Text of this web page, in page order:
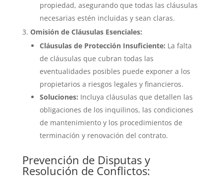
propiedad, asegurando que todas las cláusulas
necesarias estén incluidas y sean claras.
Omisión de Cláusulas Esenciales:
Cláusulas de Protección Insuficiente: La falta
de cláusulas que cubran todas las
eventualidades posibles puede exponer a los
propietarios a riesgos legales y financieros.
Soluciones: Incluya cláusulas que detallen las
obligaciones de los inquilinos, las condiciones
de mantenimiento y los procedimientos de
terminación y renovación del contrato.
Prevención de Disputas y
Resolución de Conflictos: